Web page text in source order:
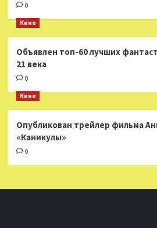
0
Кино
Объявлен топ-60 лучших
21 века
0
Кино
Опубликован трейлер фильма
«Каникулы»
0